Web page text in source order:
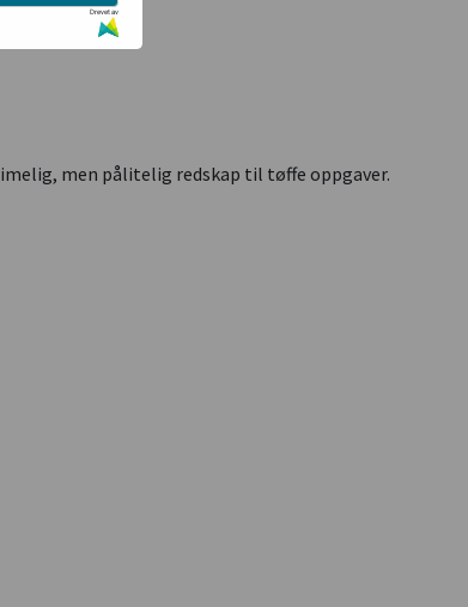
men pålitelig redskap til tøffe oppgaver.
Drevet av